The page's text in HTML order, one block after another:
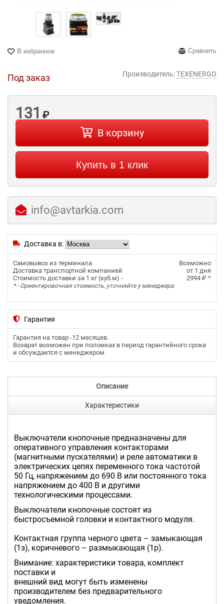
В избранное Сравнить
Под заказ Производитель:TEXENERGO
131 ₽
В корзину
Купить в 1 клик
info@avtarkia.com
Доставка в:
Самовывоз из терминала
Возможно
Доставка транспортной компанией
от 1 дня
Стоимость доставки за 1 кг (куб.м) -
2994 ₽ *
* - Ориентировочная стоимость, уточняйте у менеджера
Гарантия
Гарантия на товар -12 месяцев.
Возврат возможен при поломках в период гарантийного срока
и обсуждается с менеджером
Описание
Характеристики
Выключатели кнопочные предназначены для
оперативного управления контакторами
(магнитными пускателями) и реле автоматики в
электрических цепях переменного тока частотой
50 Гц, напряжением до 690 В или постоянного тока
напряжением до 400 В и другими
технологическими процессами.
Выключатели кнопочные состоят из
быстросъемной головки и контактного модуля.
Контактная группа черного цвета – замыкающая
(1з), коричневого – размыкающая (1р).
Внимание: характеристики товара, комплект
поставки и
внешний вид могут быть изменены
производителем без предварительного
уведомления.